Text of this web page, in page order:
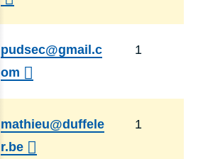
pudsec@gmail.c
om
mathieu@duffele
r.be
1
1